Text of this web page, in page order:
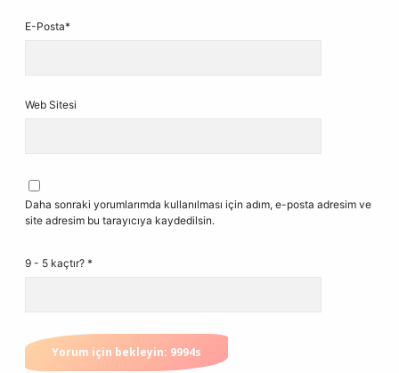
E-Posta*
Web Sitesi
Daha sonraki yorumlarımda kullanılması için adım, e-posta adresim ve
site adresim bu tarayıcıya kaydedilsin.
9 - 5 kaçtır? *